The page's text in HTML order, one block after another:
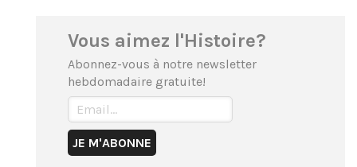
Vous aimez l'Histoire?
Abonnez-vous à notre newsletter
hebdomadaire gratuite!